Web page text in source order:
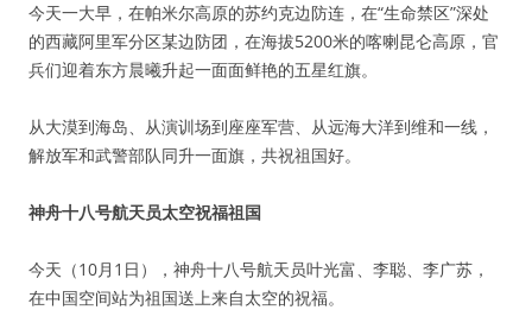
今天一大早，在帕米尔高原的苏约克边防连，在“生命禁区”深处
的西藏阿里军分区某边防团，在海拔5200米的喀喇昆仑高原，官
兵们迎着东方晨曦升起一面面鲜艳的五星红旗。
从大漠到海岛、从演训场到座座军营、从远海大洋到维和一线，
解放军和武警部队同升一面旗，共祝祖国好。
神舟十八号航天员太空祝福祖国
今天（10月1日），神舟十八号航天员叶光富、李聪、李广苏，
在中国空间站为祖国送上来自太空的祝福。